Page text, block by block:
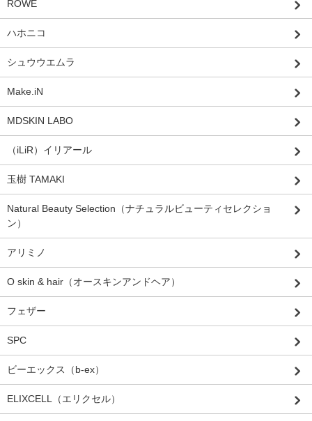
ROWE
ハホニコ
シュウウエムラ
Make.iN
MDSKIN LABO
（iLiR）イリアール
玉樹 TAMAKI
Natural Beauty Selection（ナチュラルビューティセレクショ
ン）
アリミノ
O skin & hair（オースキンアンドヘア）
フェザー
SPC
ビーエックス（b-ex）
ELIXCELL（エリクセル）